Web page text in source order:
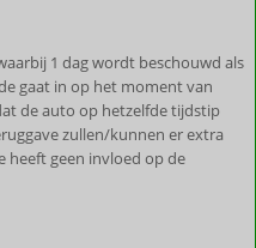
1 dag wordt beschouwd als
gaat in op het moment van
de auto op hetzelfde tijdstip
zullen/kunnen er extra
heeft geen invloed op de